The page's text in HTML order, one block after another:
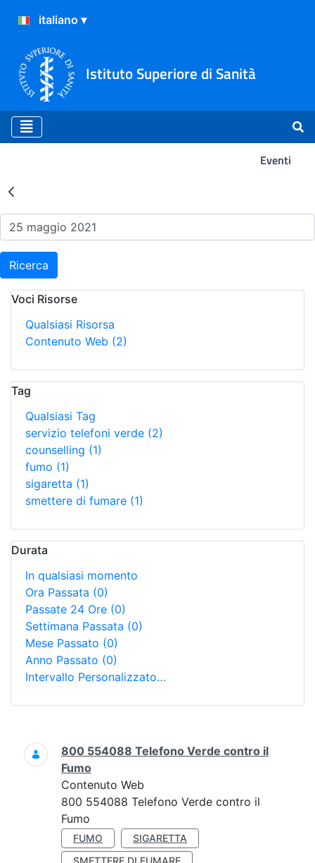
Istituto Superiore di Sanità
Eventi
Risultati della Ricerca -
Ricerca
Voci Risorse
Qualsiasi Risorsa
Contenuto Web (2)
Tag
Qualsiasi Tag
servizio telefoni verde (2)
counselling (1)
fumo (1)
sigaretta (1)
smettere di fumare (1)
Durata
In qualsiasi momento
Ora Passata (0)
Passate 24 Ore (0)
Settimana Passata (0)
Mese Passato (0)
Anno Passato (0)
Intervallo Personalizzato…
Ricerca
800 554088 Telefono Verde contro il
Fumo
Contenuto Web
800 554088 Telefono Verde contro il
Fumo
FUMO
SIGARETTA
SMETTERE DI FUMARE